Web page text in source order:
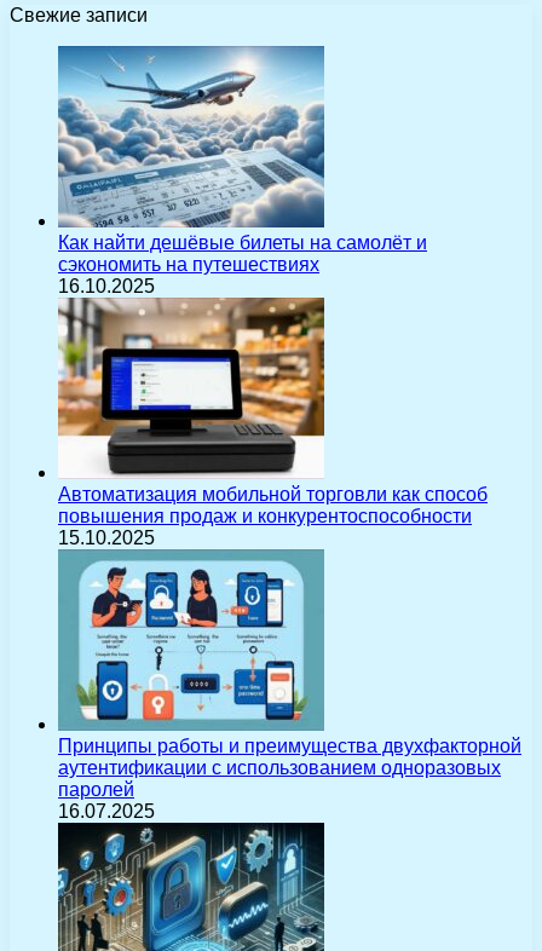
Свежие записи
Как найти дешёвые билеты на самолёт и
сэкономить на путешествиях
16.10.2025
Автоматизация мобильной торговли как способ
повышения продаж и конкурентоспособности
15.10.2025
Принципы работы и преимущества двухфакторной
аутентификации с использованием одноразовых
паролей
16.07.2025